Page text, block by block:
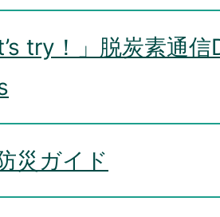
try！」脱炭素通
災ガイド